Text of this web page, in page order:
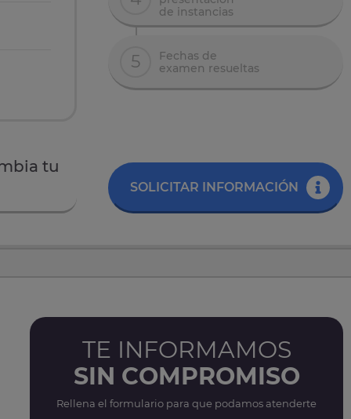
tu
de instancias
5
Fechas de
examen resueltas
SOLICITAR INFORMACIÓN
TE INFORMAMOS
SIN COMPROMISO
Rellena el formulario para que podamos atenderte